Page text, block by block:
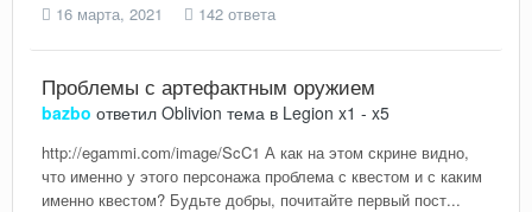
16 марта, 2021
142 ответа
Проблемы с артефактным оружием
bazbo ответил Oblivion тема в Legion x1 - x5
http://egammi.com/image/ScC1 А как на этом скрине видно,
что именно у этого персонажа проблема с квестом и с каким
именно квестом? Будьте добры, почитайте первый пост...